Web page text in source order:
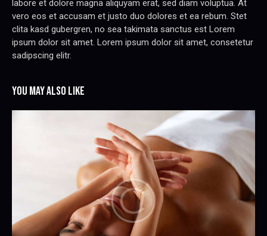
labore et dolore magna aliquyam erat, sed diam voluptua. At
vero eos et accusam et justo duo dolores et ea rebum. Stet
clita kasd gubergren, no sea takimata sanctus est Lorem
ipsum dolor sit amet. Lorem ipsum dolor sit amet, consetetur
sadipscing elitr.
YOU MAY ALSO LIKE